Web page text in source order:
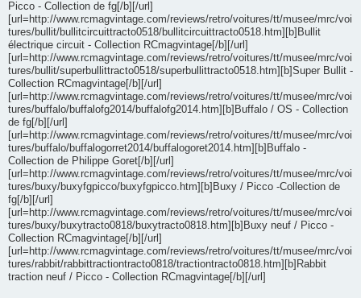
Picco - Collection de fg[/b][/url]
[url=http://www.rcmagvintage.com/reviews/retro/voitures/tt/musee/mrc/voi
tures/bullit/bullitcircuittracto0518/bullitcircuittracto0518.htm][b]Bullit
électrique circuit - Collection RCmagvintage[/b][/url]
[url=http://www.rcmagvintage.com/reviews/retro/voitures/tt/musee/mrc/voi
tures/bullit/superbullittracto0518/superbullittracto0518.htm][b]Super Bullit -
Collection RCmagvintage[/b][/url]
[url=http://www.rcmagvintage.com/reviews/retro/voitures/tt/musee/mrc/voi
tures/buffalo/buffalofg2014/buffalofg2014.htm][b]Buffalo / OS - Collection
de fg[/b][/url]
[url=http://www.rcmagvintage.com/reviews/retro/voitures/tt/musee/mrc/voi
tures/buffalo/buffalogorret2014/buffalogoret2014.htm][b]Buffalo -
Collection de Philippe Goret[/b][/url]
[url=http://www.rcmagvintage.com/reviews/retro/voitures/tt/musee/mrc/voi
tures/buxy/buxyfgpicco/buxyfgpicco.htm][b]Buxy / Picco -Collection de
fg[/b][/url]
[url=http://www.rcmagvintage.com/reviews/retro/voitures/tt/musee/mrc/voi
tures/buxy/buxytracto0818/buxytracto0818.htm][b]Buxy neuf / Picco -
Collection RCmagvintage[/b][/url]
[url=http://www.rcmagvintage.com/reviews/retro/voitures/tt/musee/mrc/voi
tures/rabbit/rabbittractiontracto0818/tractiontracto0818.htm][b]Rabbit
traction neuf / Picco - Collection RCmagvintage[/b][/url]